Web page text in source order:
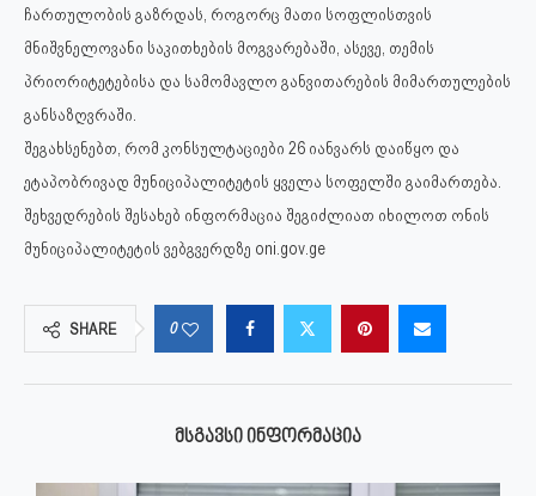
ჩართულობის გაზრდას, როგორც მათი სოფლისთვის
მნიშვნელოვანი საკითხების მოგვარებაში, ასევე, თემის
პრიორიტეტებისა და სამომავლო განვითარების მიმართულების
განსაზღვრაში.
შეგახსენებთ, რომ კონსულტაციები 26 იანვარს დაიწყო და
ეტაპობრივად მუნიციპალიტეტის ყველა სოფელში გაიმართება.
შეხვედრების შესახებ ინფორმაცია შეგიძლიათ იხილოთ ონის
მუნიციპალიტეტის ვებგვერდზე oni.gov.ge
SHARE 0
ᲛᲡᲒᲐᲕᲡᲘ ᲘᲜᲤᲝᲠᲛᲐᲪᲘᲐ